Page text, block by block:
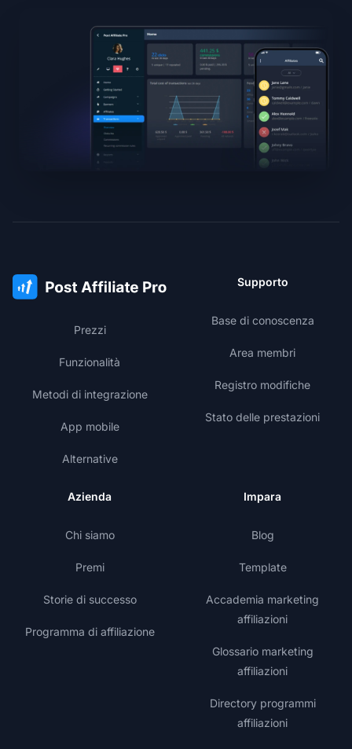
Prezzi
Funzionalità
Metodi di integrazione
App mobile
Alternative
Supporto
Base di conoscenza
Area membri
Registro modifiche
Stato delle prestazioni
Azienda
Chi siamo
Premi
Storie di successo
Programma di affiliazione
Impara
Blog
Template
Accademia marketing
affiliazioni
Glossario marketing
affiliazioni
Directory programmi
affiliazioni